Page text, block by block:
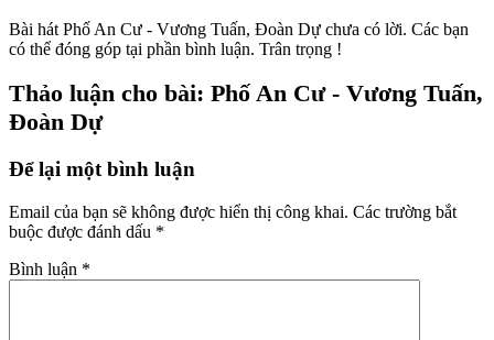
Bài hát Phố An Cư - Vương Tuấn, Đoàn Dự chưa có lời. Các bạn
có thể đóng góp tại phần bình luận. Trân trọng !
Thảo luận cho bài: Phố An Cư - Vương Tuấn,
Đoàn Dự
Để lại một bình luận
Email của bạn sẽ không được hiển thị công khai. Các trường bắt
buộc được đánh dấu *
Bình luận *